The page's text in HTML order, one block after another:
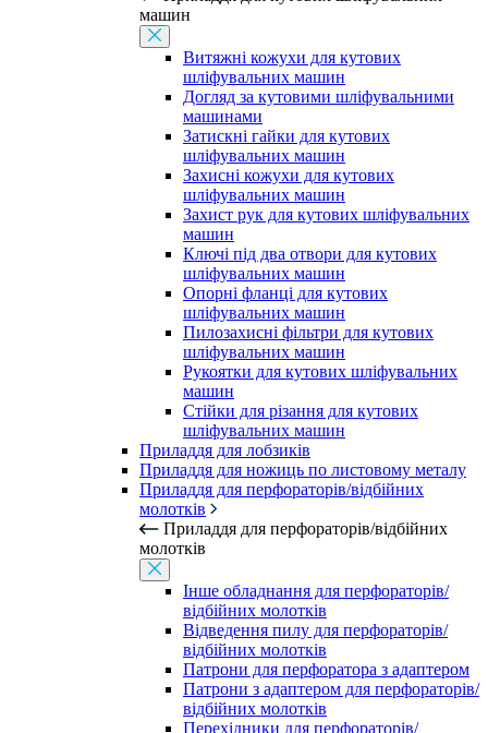
машин
Витяжні кожухи для кутових
шліфувальних машин
Догляд за кутовими шліфувальними
машинами
Затискні гайки для кутових
шліфувальних машин
Захисні кожухи для кутових
шліфувальних машин
Захист рук для кутових шліфувальних
машин
Ключі під два отвори для кутових
шліфувальних машин
Опорні фланці для кутових
шліфувальних машин
Пилозахисні фільтри для кутових
шліфувальних машин
Рукоятки для кутових шліфувальних
машин
Стійки для різання для кутових
шліфувальних машин
Приладдя для лобзиків
Приладдя для ножиць по листовому металу
Приладдя для перфораторів/відбійних
молотків
Приладдя для перфораторів/відбійних
молотків
Інше обладнання для перфораторів/
відбійних молотків
Відведення пилу для перфораторів/
відбійних молотків
Патрони для перфоратора з адаптером
Патрони з адаптером для перфораторів/
відбійних молотків
Перехідники для перфораторів/